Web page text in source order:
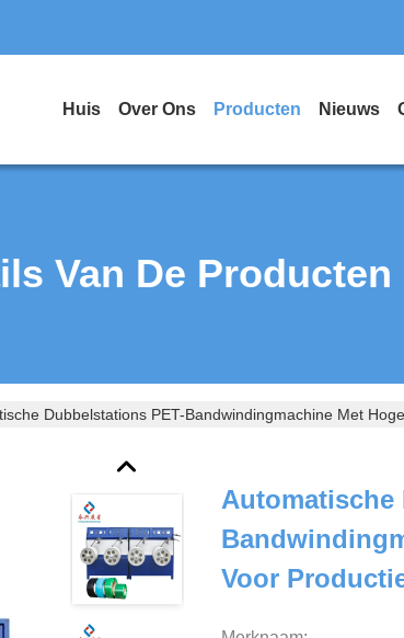
Huis Over Ons Producten Nieuws
Van De Producten
Dubbelstations PET-Bandwindingmachine Met
Automatische
Voor